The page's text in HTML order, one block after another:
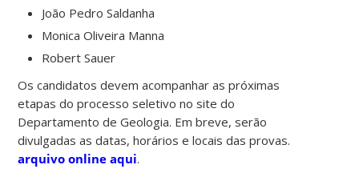
João Pedro Saldanha
Monica Oliveira Manna
Robert Sauer
Os candidatos devem acompanhar as próximas
etapas do processo seletivo no site do
Departamento de Geologia. Em breve, serão
divulgadas as datas, horários e locais das provas.
arquivo online aqui.